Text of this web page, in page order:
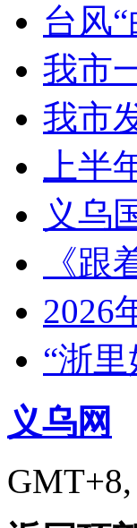
台风
我市
我市
上半
义乌
《
2026
“浙
义乌网